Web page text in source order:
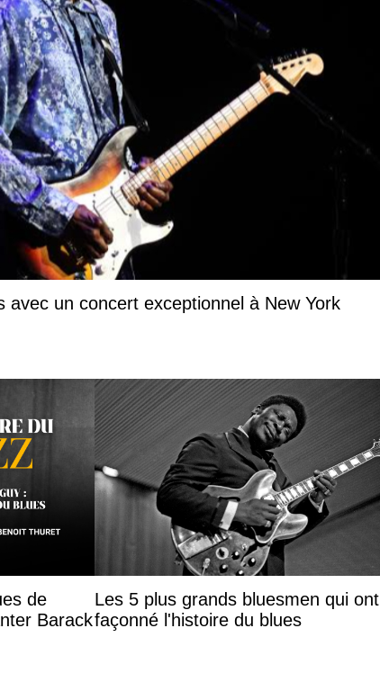
avec un concert exceptionnel à New York
de
Barack
Les 5 plus grands bluesmen qui ont
façonné l'histoire du blues